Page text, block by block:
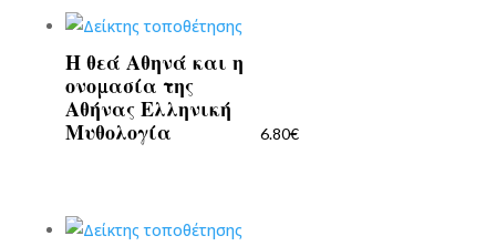
Η θεά Αθηνά και η
ονομασία της
Αθήνας Ελληνική
Μυθολογία
6.80€